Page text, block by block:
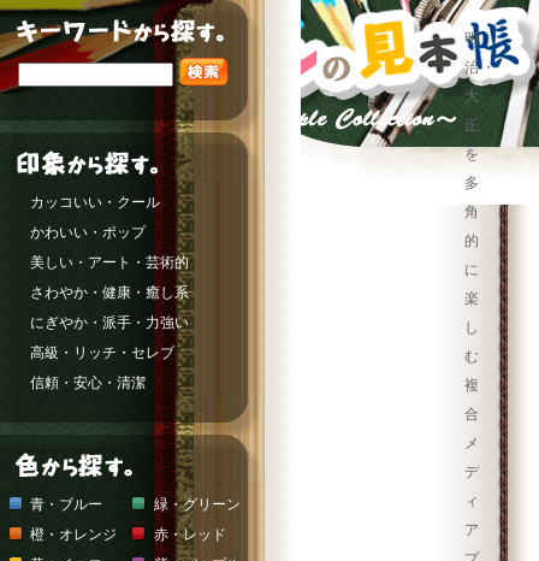
明
治・
大
正
を
多
角
的
に
楽
し
む
複
合
メ
デ
ィ
ア
カッコいい・クール
かわいい・ポップ
美しい・アート・芸術的
さわやか・健康・癒し系
にぎやか・派手・力強い
高級・リッチ・セレブ
信頼・安心・清潔
青・ブルー
緑・グリーン
橙・オレンジ
赤・レッド